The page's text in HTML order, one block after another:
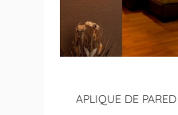
APLIQUE DE